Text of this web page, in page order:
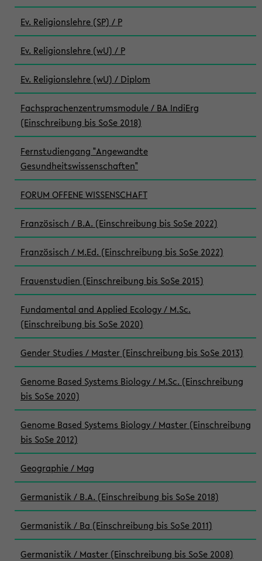
Ev. Religionslehre (SP) / P
Ev. Religionslehre (wU) / P
Ev. Religionslehre (wU) / Diplom
Fachsprachenzentrumsmodule / BA IndiErg
(Einschreibung bis SoSe 2018)
Fernstudiengang "Angewandte
Gesundheitswissenschaften"
FORUM OFFENE WISSENSCHAFT
Französisch / B.A. (Einschreibung bis SoSe 2022)
Französisch / M.Ed. (Einschreibung bis SoSe 2022)
Frauenstudien (Einschreibung bis SoSe 2015)
Fundamental and Applied Ecology / M.Sc.
(Einschreibung bis SoSe 2020)
Gender Studies / Master (Einschreibung bis SoSe 2013)
Genome Based Systems Biology / M.Sc. (Einschreibung
bis SoSe 2020)
Genome Based Systems Biology / Master (Einschreibung
bis SoSe 2012)
Geographie / Mag
Germanistik / B.A. (Einschreibung bis SoSe 2018)
Germanistik / Ba (Einschreibung bis SoSe 2011)
Germanistik / Master (Einschreibung bis SoSe 2008)